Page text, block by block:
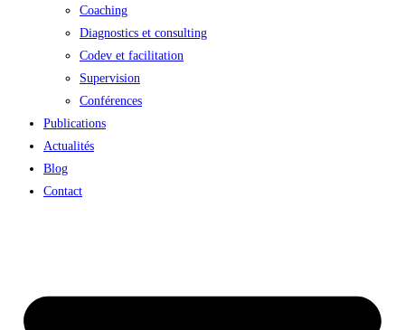
Coaching
Diagnostics et consulting
Codev et facilitation
Supervision
Conférences
Publications
Actualités
Blog
Contact